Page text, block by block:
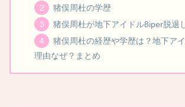
猪俣周杜の学歴
猪俣周杜が地下アイドル8iper脱退
猪俣周杜の経歴や学歴は？地下ア
理由なぜ？まとめ